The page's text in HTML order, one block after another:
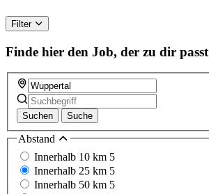
Filter
Finde hier den Job, der zu dir passt
Suchen Suche
Abstand
Innerhalb 10 km 5
Innerhalb 25 km 5
Innerhalb 50 km 5